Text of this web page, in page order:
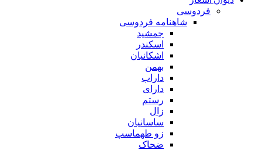
فردوسی
شاهنامه فردوسی
جمشید
اسکندر
اشکانیان
بهمن
داراب
دارای
رستم
زال
ساسانیان
زو طهماسپ‏
ضحاک